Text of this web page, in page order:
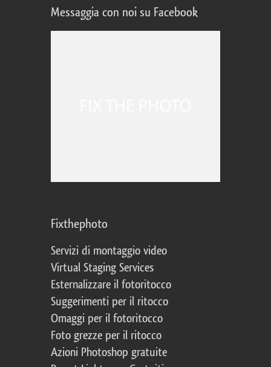
Messaggia con noi su Facebook
Fixthephoto
Servizi di montaggio video
Virtual Staging Services
Esternalizzare il fotoritocco
Suggerimenti per il ritocco
Omaggi per il fotoritocco
Foto grezze per il ritocco
Azioni Photoshop gratuite